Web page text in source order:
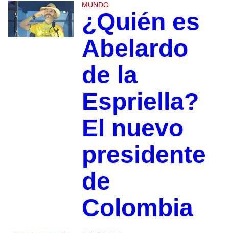
MUNDO
¿Quién es
Abelardo
de la
Espriella?
El nuevo
presidente
de
Colombia